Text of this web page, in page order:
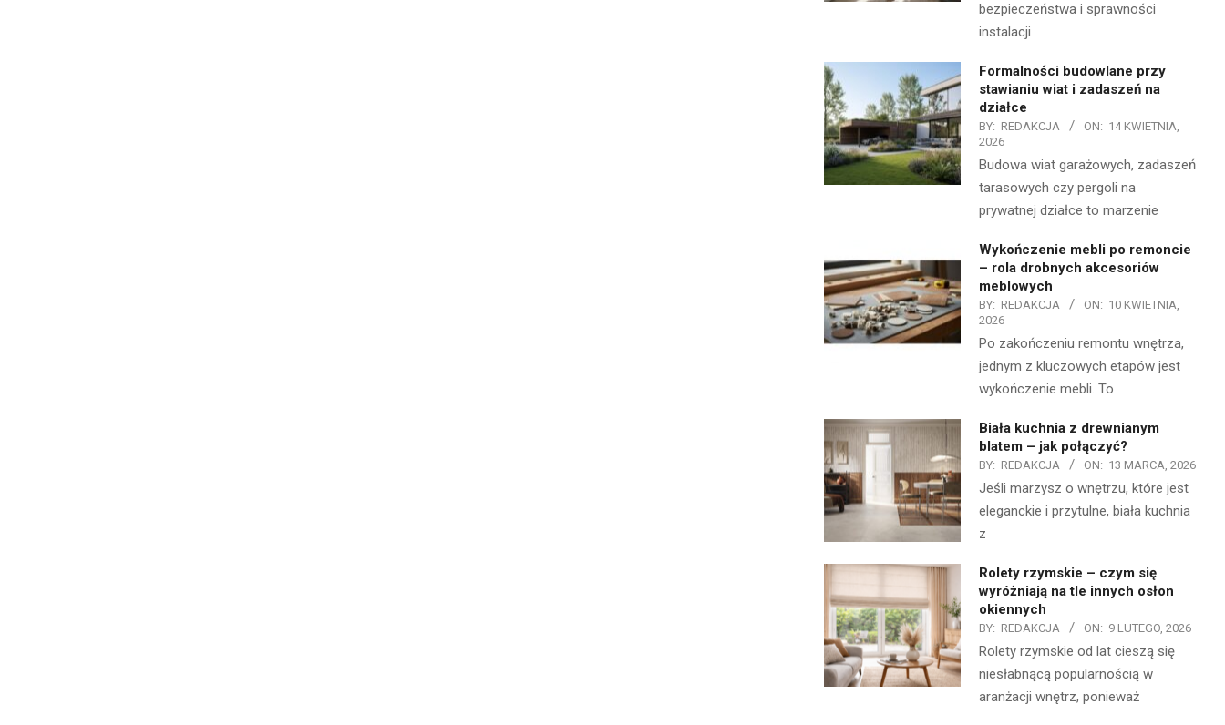
bezpieczeństwa i sprawności
instalacji
Formalności budowlane przy
stawianiu wiat i zadaszeń na
działce
BY: REDAKCJA ON: 14 KWIETNIA,
2026
Budowa wiat garażowych, zadaszeń
tarasowych czy pergoli na
prywatnej działce to marzenie
Wykończenie mebli po remoncie
– rola drobnych akcesoriów
meblowych
BY: REDAKCJA ON: 10 KWIETNIA,
2026
Po zakończeniu remontu wnętrza,
jednym z kluczowych etapów jest
wykończenie mebli. To
Biała kuchnia z drewnianym
blatem – jak połączyć?
BY: REDAKCJA ON: 13 MARCA, 2026
Jeśli marzysz o wnętrzu, które jest
eleganckie i przytulne, biała kuchnia
z
Rolety rzymskie – czym się
wyróżniają na tle innych osłon
okiennych
BY: REDAKCJA ON: 9 LUTEGO, 2026
Rolety rzymskie od lat cieszą się
niesłabnącą popularnością w
aranżacji wnętrz, ponieważ